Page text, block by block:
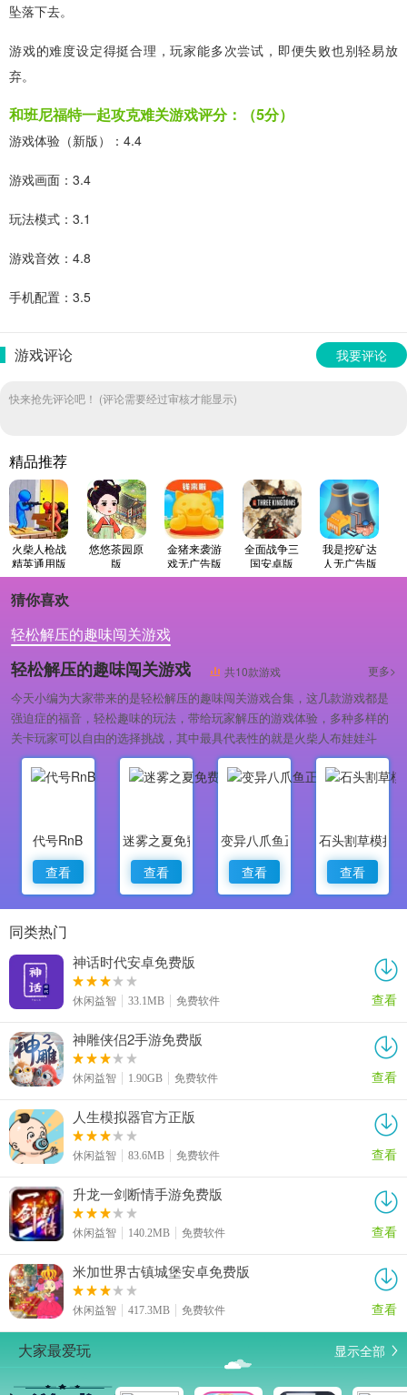
坠落下去。
游戏的难度设定得挺合理，玩家能多次尝试，即便失败也别轻易放
弃。
和班尼福特一起攻克难关游戏评分：（5分）
游戏体验（新版）：4.4
游戏画面：3.4
玩法模式：3.1
游戏音效：4.8
手机配置：3.5
游戏评论 我要评论
快来抢先评论吧！ (评论需要经过审核才能显示)
精品推荐
火柴人枪战
精英通用版
悠悠茶园原
版
金猪来袭游
戏无广告版
全面战争三
国安卓版
我是挖矿达
人无广告版
猜你喜欢
轻松解压的趣味闯关游戏
轻松解压的趣味闯关游戏 共10款游戏 更多>
今天小编为大家带来的是轻松解压的趣味闯关游戏合集，这几款游戏都是
强迫症的福音，轻松趣味的玩法，带给玩家解压的游戏体验，多种多样的
关卡玩家可以自由的选择挑战，其中最具代表性的就是火柴人布娃娃斗
士，对这类游戏感兴趣的小伙伴，快来下载体验吧！
代号RnB
查看
迷雾之夏免费版
查看
变异八爪鱼正版
查看
石头割草模拟
查看
同类热门
神话时代安卓免费版
休闲益智 33.1MB 免费软件 查看
神雕侠侣2手游免费版
休闲益智 1.90GB 免费软件 查看
人生模拟器官方正版
休闲益智 83.6MB 免费软件 查看
升龙一剑断情手游免费版
休闲益智 140.2MB 免费软件 查看
米加世界古镇城堡安卓免费版
休闲益智 417.3MB 免费软件 查看
大家最爱玩 显示全部